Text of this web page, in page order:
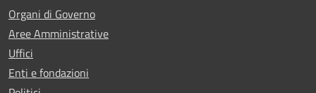
Organi di Governo
Aree Amministrative
Uffici
Enti e fondazioni